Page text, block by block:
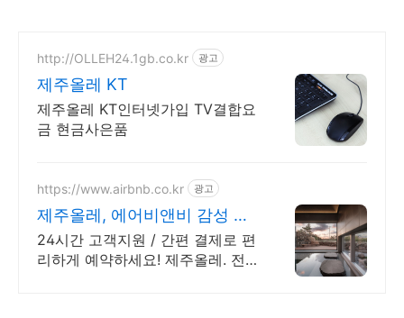
http://OLLEH24.1gb.co.kr 광고
제주올레 KT
제주올레 KT인터넷가입 TV결합요
금 현금사은품
https://www.airbnb.co.kr 광고
제주올레, 에어비앤비 감성 제
주 스테이
24시간 고객지원 / 간편 결제로 편
리하게 예약하세요! 제주올레. 전